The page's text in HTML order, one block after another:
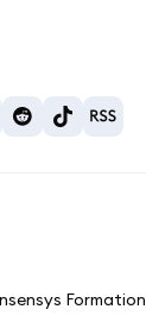
Formation